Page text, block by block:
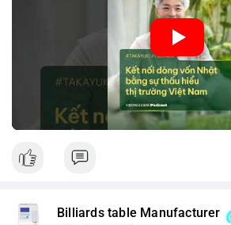
như chính sách tài chính Việt Nam, xu
ổn định thị trường sẽ ảnh hưởng trực tiếp
nhập khẩu từ Nhật Bản. Bài cũng nhấn
tin thị trường chính xác trong việc giảm
thị trường khác nhau.
🎥 Xem video trực tiếp tại:
Billiards table Manufacturer